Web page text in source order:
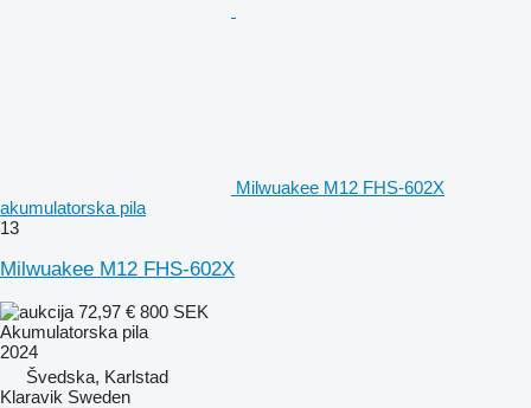
Milwuakee M12 FHS-602X
akumulatorska pila
13
Milwuakee M12 FHS-602X
72,97 € 800 SEK
Akumulatorska pila
2024
Švedska, Karlstad
Klaravik Sweden